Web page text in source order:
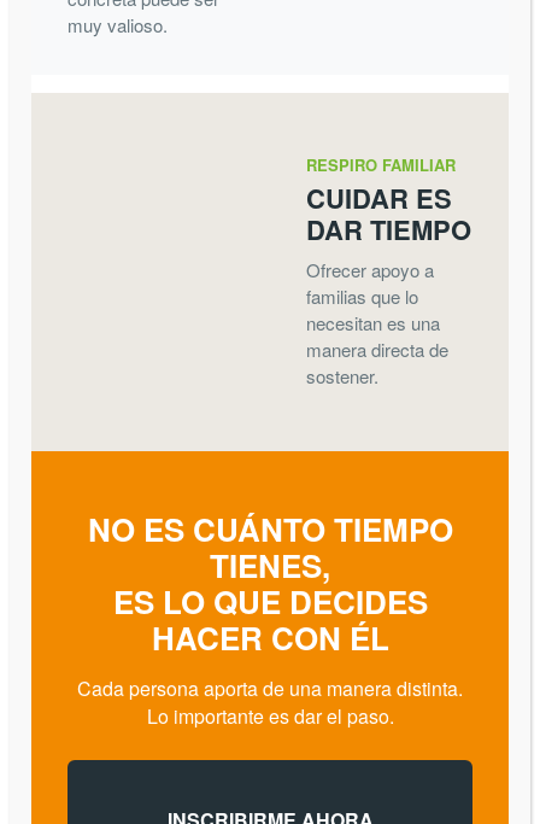
muy valioso.
RESPIRO FAMILIAR
CUIDAR ES
DAR TIEMPO
Ofrecer apoyo a
familias que lo
necesitan es una
manera directa de
sostener.
NO ES CUÁNTO TIEMPO
TIENES,
ES LO QUE DECIDES
HACER CON ÉL
Cada persona aporta de una manera distinta.
Lo importante es dar el paso.